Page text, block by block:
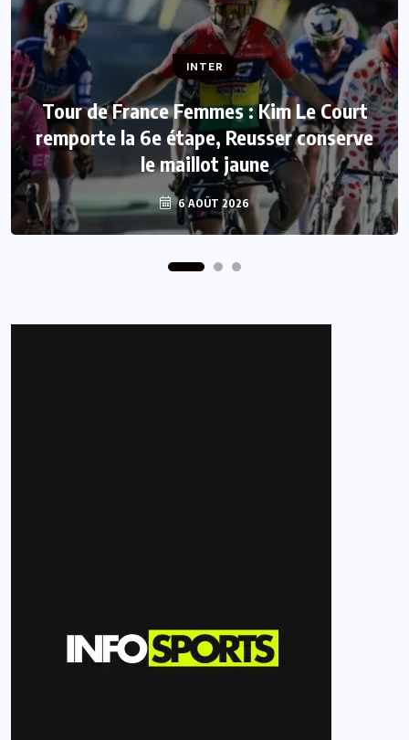
INTER
Tour de France Femmes : Kim Le Court
remporte la 6e étape, Reusser conserve
le maillot jaune
6 AOÛT 2026
INTER
Mercato : Mohamed Salah rejoint
Trabzonspor
6 AOÛT 2026